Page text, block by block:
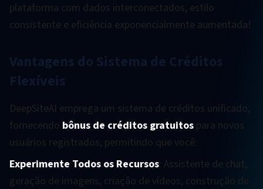
plataforma com dados interconectados, estilo
consistente e eficiência exponencialmente aumentada!
Vantagens do Sistema de Créditos
Flexíveis
DeepSiteAI emprega um sistema de créditos unificado,
fornecendo bônus de créditos gratuitos para novos
usuários registrados, permitindo que você:
Experimente Todos os Recursos: Assistente de chat,
geração de imagens, criação de vídeos, construção de